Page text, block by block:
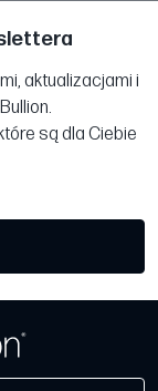
aktualizacjami i
są dla Ciebie